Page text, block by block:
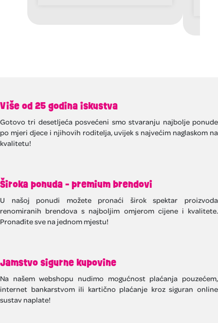
Više od 25 godina iskustva
Gotovo tri desetljeća posvećeni smo stvaranju najbolje ponude
po mjeri djece i njihovih roditelja, uvijek s najvećim naglaskom na
kvalitetu!
Široka ponuda - premium brendovi
U našoj ponudi možete pronaći širok spektar proizvoda
renomiranih brendova s najboljim omjerom cijene i kvalitete.
Pronađite sve na jednom mjestu!
Jamstvo sigurne kupovine
Na našem webshopu nudimo mogućnost plaćanja pouzećem,
internet bankarstvom ili kartično plaćanje kroz siguran online
sustav naplate!